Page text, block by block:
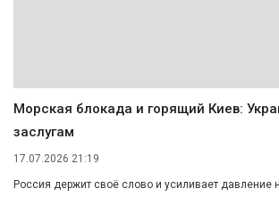
Морская блокада и горящий Киев:
заслугам
17.07.2026 21:19
Россия держит своё слово и усиливает давление